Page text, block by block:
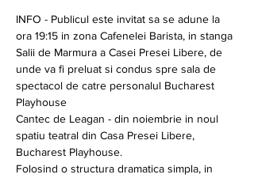
INFO - Publicul este invitat sa se adune la
ora 19:15 in zona Cafenelei Barista, in stanga
Salii de Marmura a Casei Presei Libere, de
unde va fi preluat si condus spre sala de
spectacol de catre personalul Bucharest
Playhouse
Cantec de Leagan - din noiembrie in noul
spatiu teatral din Casa Presei Libere,
Bucharest Playhouse.
Folosind o structura dramatica simpla, in